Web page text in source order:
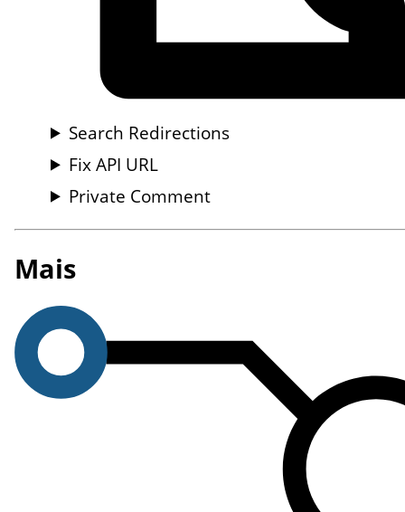
Search Redirections
Fix API URL
Private Comment
Mais